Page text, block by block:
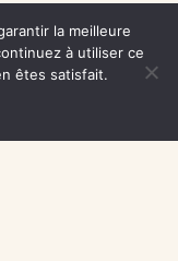
la meilleure
à utiliser ce
êtes satisfait.